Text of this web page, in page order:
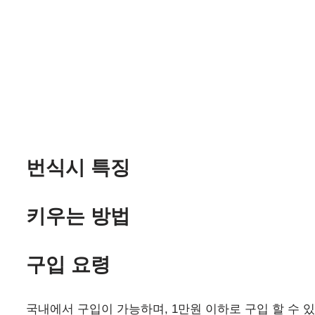
번식시 특징
키우는 방법
구입 요령
국내에서 구입이 가능하며, 1만원 이하로 구입 할 수